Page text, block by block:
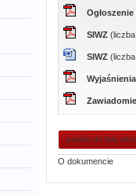
SIWZ
SIWZ
powrót do listy
O dokumencie